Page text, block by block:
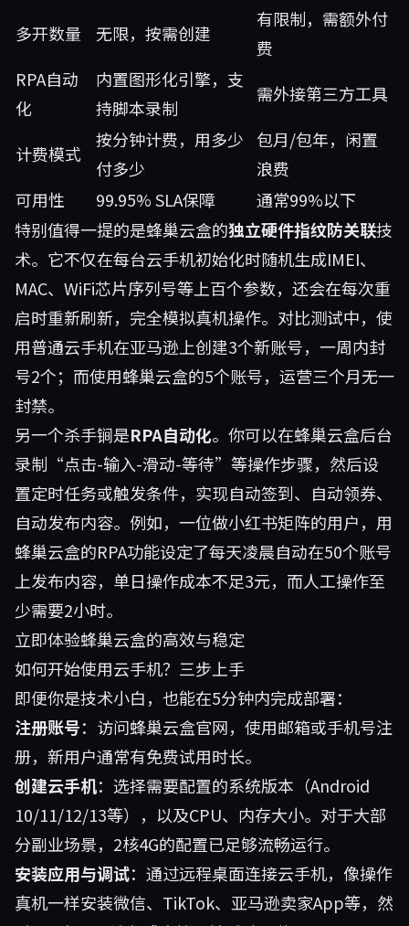
多开数量
无限，按需创建
有限制，需额外付
费
RPA自动
化
内置图形化引擎，支
持脚本录制
需外接第三方工具
计费模式
按分钟计费，用多少
付多少
包月/包年，闲置
浪费
可用性
99.95% SLA保障
通常99%以下
特别值得一提的是蜂巢云盒的独立硬件指纹防关联技
术。它不仅在每台云手机初始化时随机生成IMEI、
MAC、WiFi芯片序列号等上百个参数，还会在每次重
启时重新刷新，完全模拟真机操作。对比测试中，使
用普通云手机在亚马逊上创建3个新账号，一周内封
号2个；而使用蜂巢云盒的5个账号，运营三个月无一
封禁。
另一个杀手锏是RPA自动化。你可以在蜂巢云盒后台
录制“点击-输入-滑动-等待”等操作步骤，然后设
置定时任务或触发条件，实现自动签到、自动领券、
自动发布内容。例如，一位做小红书矩阵的用户，用
蜂巢云盒的RPA功能设定了每天凌晨自动在50个账号
上发布内容，单日操作成本不足3元，而人工操作至
少需要2小时。
立即体验蜂巢云盒的高效与稳定
如何开始使用云手机？三步上手
即便你是技术小白，也能在5分钟内完成部署：
注册账号：访问蜂巢云盒官网，使用邮箱或手机号注
册，新用户通常有免费试用时长。
创建云手机：选择需要配置的系统版本（Android
10/11/12/13等），以及CPU、内存大小。对于大部
分副业场景，2核4G的配置已足够流畅运行。
安装应用与调试：通过远程桌面连接云手机，像操作
真机一样安装微信、TikTok、亚马逊卖家App等，然